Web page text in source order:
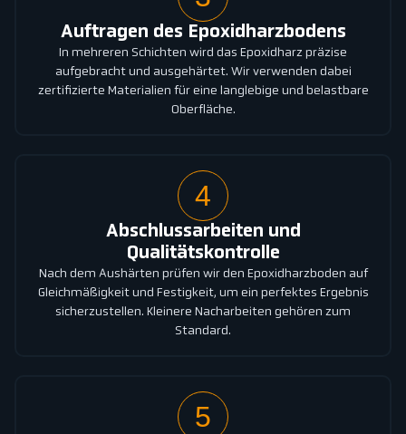
Auftragen des Epoxidharzbodens
In mehreren Schichten wird das Epoxidharz präzise
aufgebracht und ausgehärtet. Wir verwenden dabei
zertifizierte Materialien für eine langlebige und belastbare
Oberfläche.
4
Abschlussarbeiten und
Qualitätskontrolle
Nach dem Aushärten prüfen wir den Epoxidharzboden auf
Gleichmäßigkeit und Festigkeit, um ein perfektes Ergebnis
sicherzustellen. Kleinere Nacharbeiten gehören zum
Standard.
5